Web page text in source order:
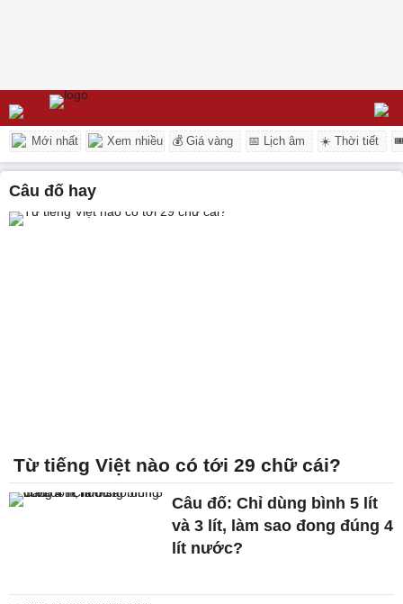
Mới nhất Xem nhiều 💰 Giá vàng 📅 Lịch âm ☀️ Thời tiết
câu đố hay
Từ tiếng Việt nào có tới 29 chữ cái?
Câu đố: Chỉ dùng bình 5 lít
và 3 lít, làm sao đong đúng 4
lít nước?